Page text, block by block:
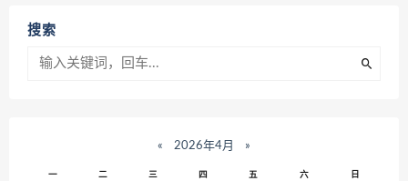
搜索
« 2026年4月 »
一 二 三 四 五 六 日